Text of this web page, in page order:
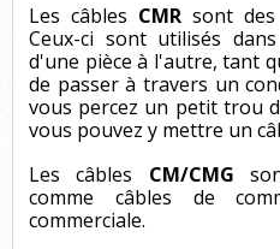
Les câbles CMR sont
Ceux-ci sont utilisés
d'une pièce à l'autre, tant
de passer à travers un
vous percez un petit trou
vous pouvez y mettre un
Les câbles CM/CMG
comme câbles de
commerciale.